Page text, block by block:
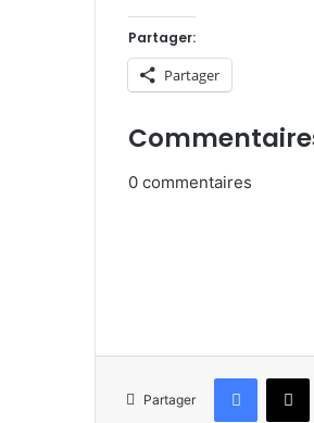
Partager:
Partager
0 commentaires
Partager
X